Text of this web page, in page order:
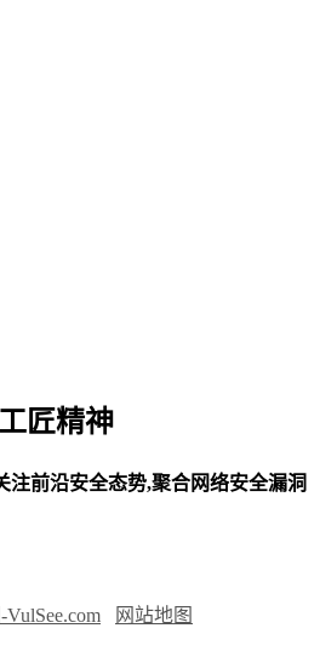
匠精神
注前沿安全态势,聚合网络安全漏洞
网站地图